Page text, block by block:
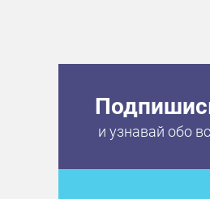
и узнавай обо